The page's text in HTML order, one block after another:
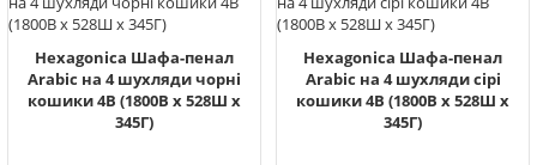
Hexagonica Шафа-пенал
Arabic на 4 шухляди чорні
кошики 4В (1800В х 528Ш х
345Г)
Hexagonica Шафа-пенал
Arabic на 4 шухляди сірі
кошики 4В (1800В х 528Ш х
345Г)